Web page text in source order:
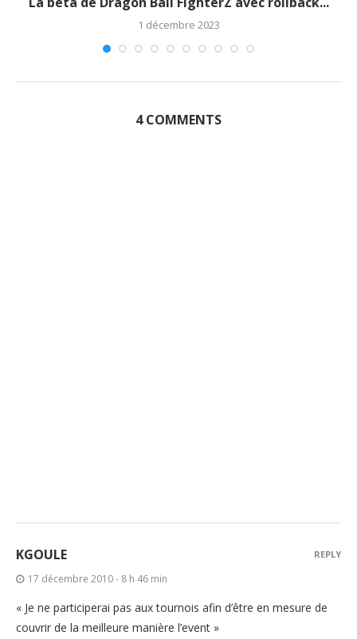
1 décembre 2023
4 COMMENTS
KGOULE
17 décembre 2010 - 8 h 46 min
« Je ne participerai pas aux tournois afin d’être en mesure de
couvrir de la meilleure manière l’event »
REPLY